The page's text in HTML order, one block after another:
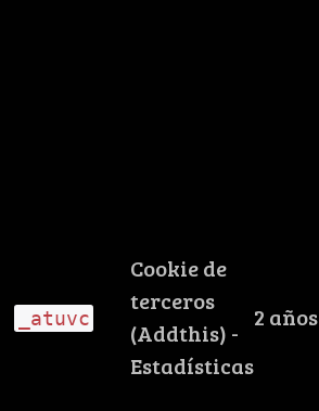
_atuvc
Cookie de
terceros
(Addthis) -
Estadísticas
2 años